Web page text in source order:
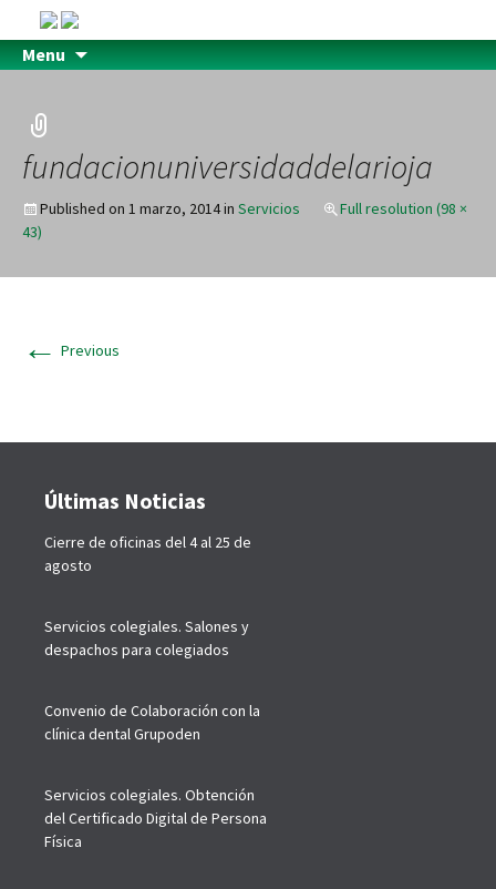
Menu
fundacionuniversidaddelarioja
Published on 1 marzo, 2014in Servicios
Full resolution (98 ×
43)
← Previous
Últimas Noticias
Cierre de oficinas del 4 al 25 de
agosto
Servicios colegiales. Salones y
despachos para colegiados
Convenio de Colaboración con la
clínica dental Grupoden
Servicios colegiales. Obtención
del Certificado Digital de Persona
Física